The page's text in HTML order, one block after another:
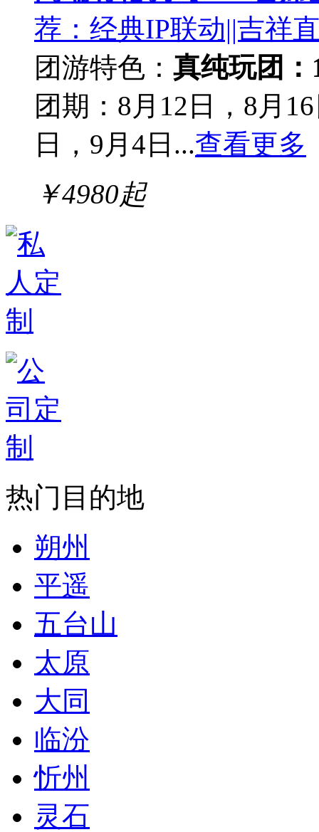
荐：经典IP联动||吉祥
团游特色： 真纯玩团
团期：8月12日，8月
日，9月4日...查看更多
￥4980起
热门目的地
朔州
平遥
五台山
太原
大同
临汾
忻州
灵石